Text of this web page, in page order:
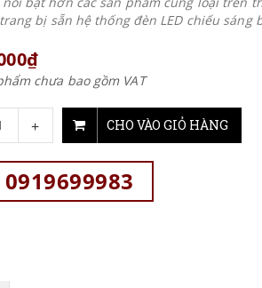
bị sẵn hệ thống đèn LED chiếu sáng
chưa bao gồm VAT
+ CHO VÀO GIỎ HÀNG
0919699983